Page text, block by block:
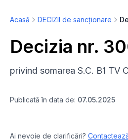
Acasă DECIZII de sancționare
Decizia nr.
privind somarea S.C. B1 TV
Publicată în data de: 07.05.2025
Ai nevoie de clarificări?